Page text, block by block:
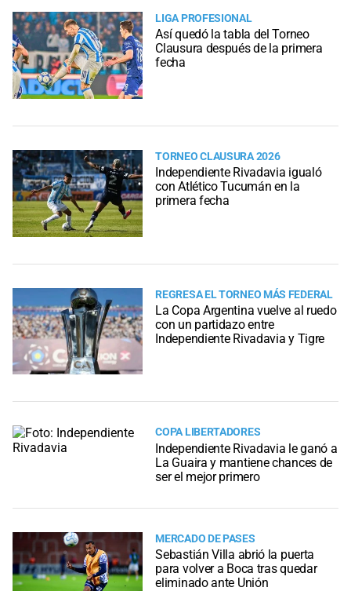
LIGA PROFESIONAL
Así quedó la tabla del Torneo
Clausura después de la primera
fecha
TORNEO CLAUSURA 2026
Independiente Rivadavia igualó
con Atlético Tucumán en la
primera fecha
REGRESA EL TORNEO MÁS FEDERAL
La Copa Argentina vuelve al ruedo
con un partidazo entre
Independiente Rivadavia y Tigre
COPA LIBERTADORES
Independiente Rivadavia le ganó a
La Guaira y mantiene chances de
ser el mejor primero
MERCADO DE PASES
Sebastián Villa abrió la puerta
para volver a Boca tras quedar
eliminado ante Unión